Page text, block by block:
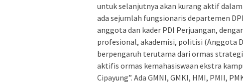
untuk selanjutnya akan kurang aktif
ada sejumlah fungsionaris departemen
anggota dan kader PDI Perjuangan,
profesional, akademisi, politisi (Anggota
berpengaruh terutama dari ormas
aktifis ormas kemahasiswaan ekstra
Cipayung”. Ada GMNI, GMKI, HMI, PMII,